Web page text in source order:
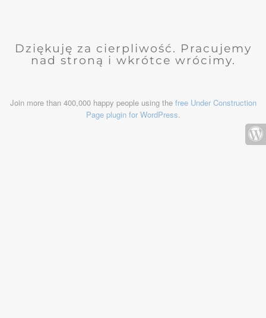
Dziękuję za cierpliwość. Pracujemy
nad stroną i wkrótce wrócimy.
Join more than 400,000 happy people using the free Under Construction
Page plugin for WordPress.